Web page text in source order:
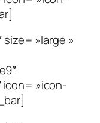
»large »
»icon-